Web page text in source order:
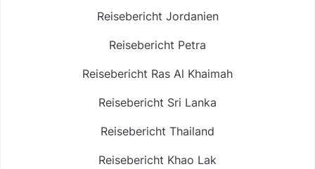
Reisebericht Jordanien
Reisebericht Petra
Reisebericht Ras Al Khaimah
Reisebericht Sri Lanka
Reisebericht Thailand
Reisebericht Khao Lak